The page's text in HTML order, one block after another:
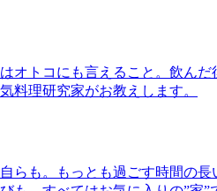
オトコにも言えること。飲ん
料理研究家がお教えします。
も。もっとも過ごす時間の